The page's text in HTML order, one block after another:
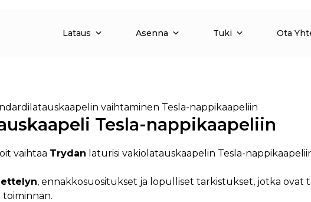
Lataus Asenna Tuki Ota
vaihtaminen Tesla-nappikaapeliin
Tesla-nappikaapeliin
vaihtaa Trydan laturisi vakiolatauskaapelin Tesla-
, ennakkosuositukset ja lopulliset tarkistukset, jotka ovat
toiminnan.